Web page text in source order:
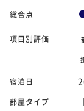
総合点
項目別評価
宿泊日
部屋タイプ